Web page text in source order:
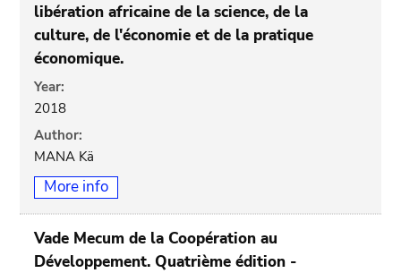
libération africaine de la science, de la
culture, de l'économie et de la pratique
économique.
Year:
2018
Author:
MANA Kä
More info
Vade Mecum de la Coopération au
Développement. Quatrième édition -